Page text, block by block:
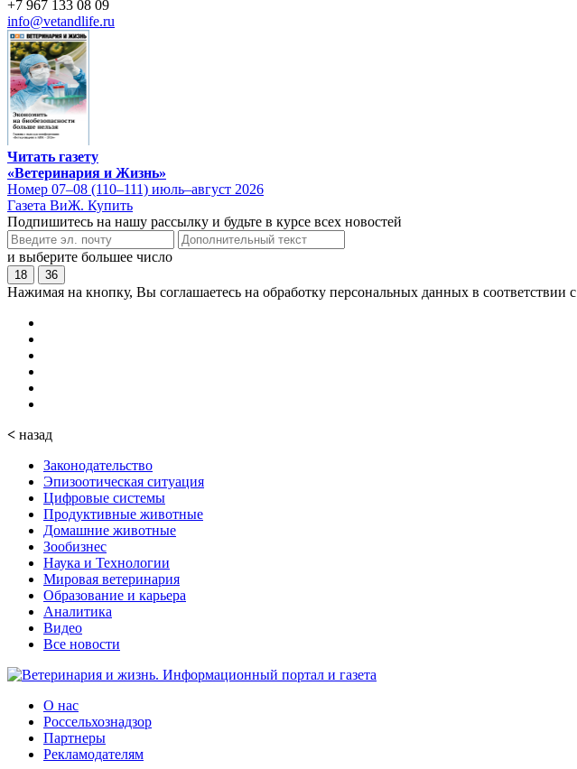
+7 967 133 08 09
info@vetandlife.ru
Читать газету
«Ветеринария и Жизнь»
Номер 07–08 (110–111) июль–август 2026
Газета ВиЖ. Купить
Подпишитесь на нашу рассылку и будьте в курсе всех новостей
и выберите большее число
18 36
Нажимая на кнопку, Вы соглашаетесь на обработку персональных данных в соответствии с
< назад
Законодательство
Эпизоотическая ситуация
Цифровые системы
Продуктивные животные
Домашние животные
Зообизнес
Наука и Технологии
Мировая ветеринария
Образование и карьера
Аналитика
Видео
Все новости
О нас
Россельхознадзор
Партнеры
Рекламодателям